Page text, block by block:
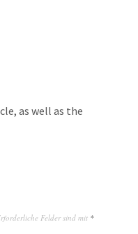
as well as the
Felder sind mit *